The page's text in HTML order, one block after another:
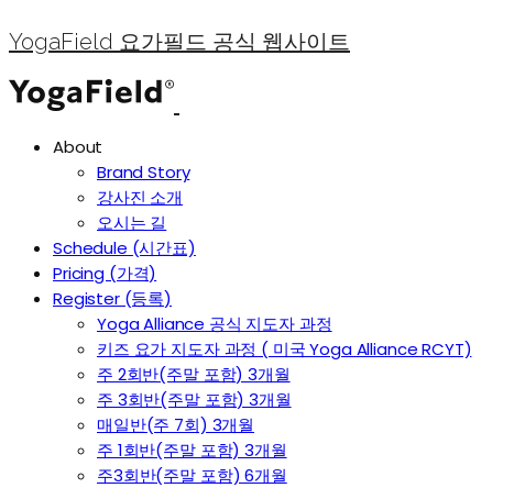
YogaField 요가필드 공식 웹사이트
About
Brand Story
강사진 소개
오시는 길
Schedule (시간표)
Pricing (가격)
Register (등록)
Yoga Alliance 공식 지도자 과정
키즈 요가 지도자 과정 ( 미국 Yoga Alliance RCYT)
주 2회반(주말 포함) 3개월
주 3회반(주말 포함) 3개월
매일반(주 7회) 3개월
주 1회반(주말 포함) 3개월
주3회반(주말 포함) 6개월